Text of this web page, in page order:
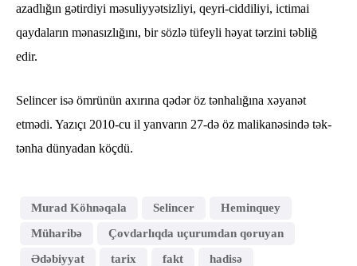
azadlığın gətirdiyi məsuliyyətsizliyi, qeyri-ciddiliyi, ictimai
qaydaların mənasızlığını, bir sözlə tüfeyli həyat tərzini təbliğ
edir.
Selincer isə ömrünün axırına qədər öz tənhalığına xəyanət
etmədi. Yazıçı 2010-cu il yanvarın 27-də öz malikanəsində tək-
tənha dünyadan köçdü.
Murad Köhnəqala Selincer
Heminquey
Müharibə
Çovdarlıqda uçurumdan qoruyan
Ədəbiyyat
tarix fakt hadisə